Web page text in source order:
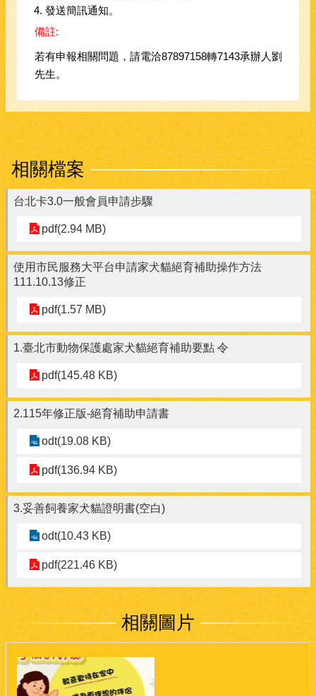
發送簡訊通知。
備註:
若有申報相關問題，請電洽87897158轉7143承辦人劉
先生。
相關檔案
台北卡3.0一般會員申請步驟
pdf(2.94 MB)
使用市民服務大平台申請家犬貓絕育補助操作方法
111.10.13修正
pdf(1.57 MB)
1.臺北市動物保護處家犬貓絕育補助要點 令
pdf(145.48 KB)
2.115年修正版-絕育補助申請書
odt(19.08 KB)
pdf(136.94 KB)
3.妥善飼養家犬貓證明書(空白)
odt(10.43 KB)
pdf(221.46 KB)
相關圖片